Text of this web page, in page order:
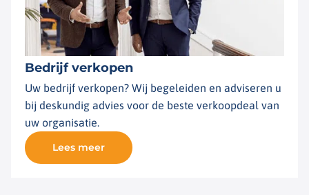
Bedrijf verkopen
Uw bedrijf verkopen? Wij begeleiden en adviseren u
bij deskundig advies voor de beste verkoopdeal van
uw organisatie.
Lees meer